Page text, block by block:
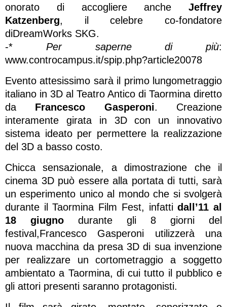
onorato di accogliere anche Jeffrey
Katzenberg, il celebre co-fondatore
diDreamWorks SKG.
-* Per saperne di più:
www.controcampus.it/spip.php?article20078
Evento attesissimo sarà il primo lungometraggio
italiano in 3D al Teatro Antico di Taormina diretto
da Francesco Gasperoni. Creazione
interamente girata in 3D con un innovativo
sistema ideato per permettere la realizzazione
del 3D a basso costo.
Chicca sensazionale, a dimostrazione che il
cinema 3D può essere alla portata di tutti, sarà
un esperimento unico al mondo che si svolgerà
durante il Taormina Film Fest, infattidall’11 al
18 giugno durante gli 8 giorni del
festival,Francesco Gasperoni utilizzerà una
nuova macchina da presa 3D di sua invenzione
per realizzare un cortometraggio a soggetto
ambientato a Taormina, di cui tutto il pubblico e
gli attori presenti saranno protagonisti.